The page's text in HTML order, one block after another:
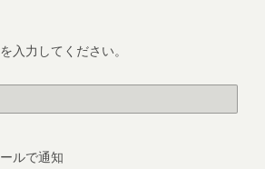
入力してください。
ルで通知